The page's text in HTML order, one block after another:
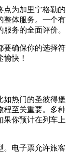
点为加里宁格勒的
整体服务。一个有
务的全面评价。
要确保你的选择符
快！
如热门的圣彼得堡
程至关重要。多种
果你预计在列车上
。电子票允许旅客